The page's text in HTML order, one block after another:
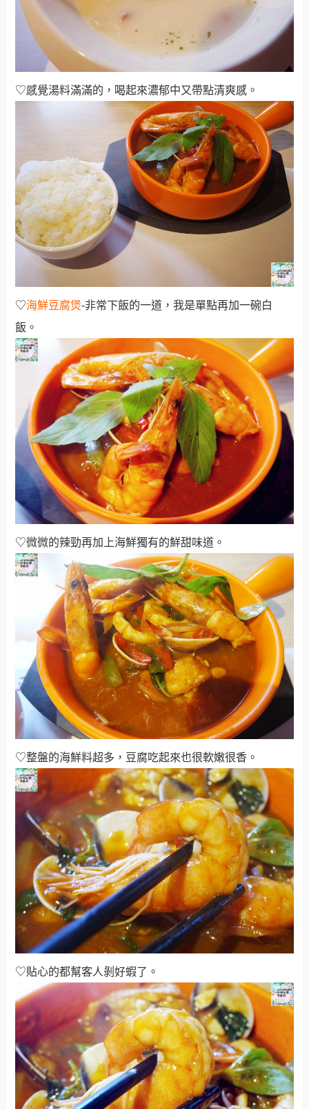
♡感覺湯料滿滿的，喝起來濃郁中又帶點清爽感。
♡海鮮豆腐煲-非常下飯的一道，我是單點再加一碗白
飯。
♡微微的辣勁再加上海鮮獨有的鮮甜味道。
♡整盤的海鮮料超多，豆腐吃起來也很軟嫩很香。
♡貼心的都幫客人剝好蝦了。